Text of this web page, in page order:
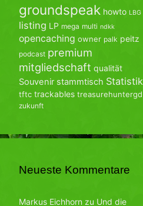
groundspeak howto LBG
listing LP mega multi ndkk
opencaching owner palk peitz
podcast premium
mitgliedschaft qualität
Souvenir stammtisch Statistik
tftc trackables treasurehuntergd
zukunft
Neueste Kommentare
Markus Eichhorn zu Und die